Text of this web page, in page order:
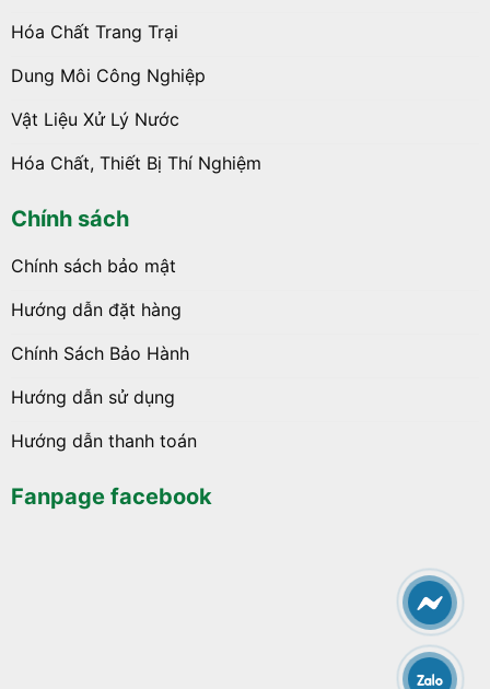
Hóa Chất Trang Trại
Dung Môi Công Nghiệp
Vật Liệu Xử Lý Nước
Hóa Chất, Thiết Bị Thí Nghiệm
Chính sách
Chính sách bảo mật
Hướng dẫn đặt hàng
Chính Sách Bảo Hành
Hướng dẫn sử dụng
Hướng dẫn thanh toán
Fanpage facebook